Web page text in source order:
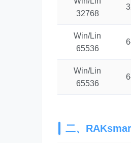
32768
Win/Lin
65536
Win/Lin
65536
二、